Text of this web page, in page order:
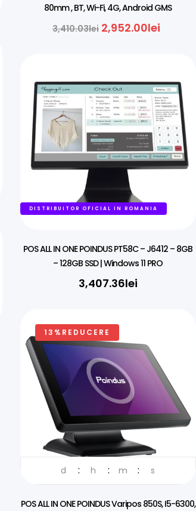
80mm , BT, Wi-Fi, 4G, Android GMS
3,410.03lei 2,952.00lei
DISTRIBUITOR OFICIAL IN ROMANIA
POS ALL IN ONE POINDUS PT58C – J6412 – 8GB
– 128GB SSD | Windows 11 PRO
3,407.36lei
13%REDUCERE
d h m s
POS ALL IN ONE POINDUS Varipos 850S, I5-6300,